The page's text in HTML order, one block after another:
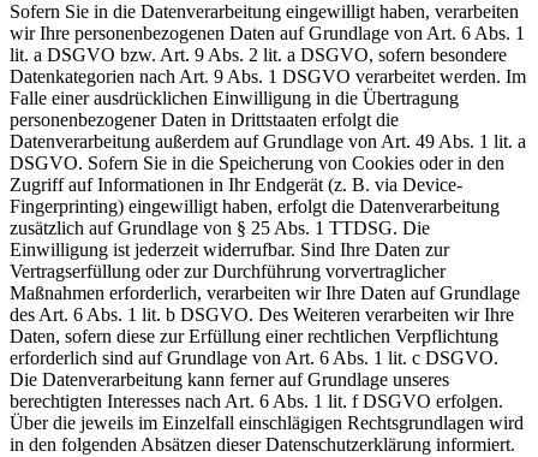
Sofern Sie in die Datenverarbeitung eingewilligt haben, verarbeiten
wir Ihre personenbezogenen Daten auf Grundlage von Art. 6 Abs. 1
lit. a DSGVO bzw. Art. 9 Abs. 2 lit. a DSGVO, sofern besondere
Datenkategorien nach Art. 9 Abs. 1 DSGVO verarbeitet werden. Im
Falle einer ausdrücklichen Einwilligung in die Übertragung
personenbezogener Daten in Drittstaaten erfolgt die
Datenverarbeitung außerdem auf Grundlage von Art. 49 Abs. 1 lit. a
DSGVO. Sofern Sie in die Speicherung von Cookies oder in den
Zugriff auf Informationen in Ihr Endgerät (z. B. via Device-
Fingerprinting) eingewilligt haben, erfolgt die Datenverarbeitung
zusätzlich auf Grundlage von § 25 Abs. 1 TTDSG. Die
Einwilligung ist jederzeit widerrufbar. Sind Ihre Daten zur
Vertragserfüllung oder zur Durchführung vorvertraglicher
Maßnahmen erforderlich, verarbeiten wir Ihre Daten auf Grundlage
des Art. 6 Abs. 1 lit. b DSGVO. Des Weiteren verarbeiten wir Ihre
Daten, sofern diese zur Erfüllung einer rechtlichen Verpflichtung
erforderlich sind auf Grundlage von Art. 6 Abs. 1 lit. c DSGVO.
Die Datenverarbeitung kann ferner auf Grundlage unseres
berechtigten Interesses nach Art. 6 Abs. 1 lit. f DSGVO erfolgen.
Über die jeweils im Einzelfall einschlägigen Rechtsgrundlagen wird
in den folgenden Absätzen dieser Datenschutzerklärung informiert.